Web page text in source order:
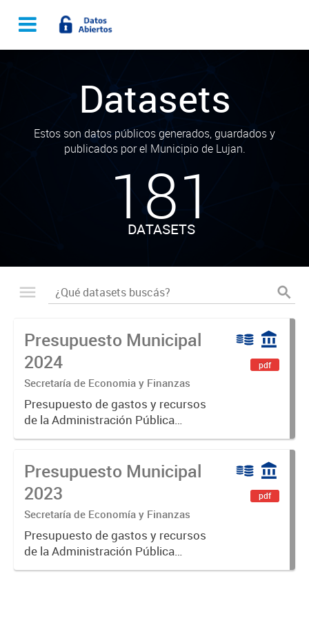
Datasets
Estos son datos públicos generados, guardados y
publicados por el Municipio de Lujan.
181
DATASETS
Presupuesto Municipal
2024
Secretaría de Economia y Finanzas
Presupuesto de gastos y recursos
de la Administración Pública
Municipal para el ejercicio 2024.
pdf
Presupuesto Municipal
2023
Secretaría de Economía y Finanzas
Presupuesto de gastos y recursos
de la Administración Pública
Municipal para el ejercicio 2023.
pdf